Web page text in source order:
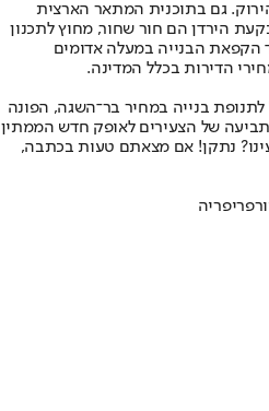
גם בתוכנית המתאר הארצית
יו"ש ובקעת הירדן הם חור שחור, מחוץ לתכנון
הקפאת הבנייה במעלה אדומים
הדירות בכלל המדינה.
בנייה במחיר בר־השגה, הפונה
של הצעירים לאופק חדש הממתין
נתקן! אם מצאתם טעות בכתבה,
פריפריה